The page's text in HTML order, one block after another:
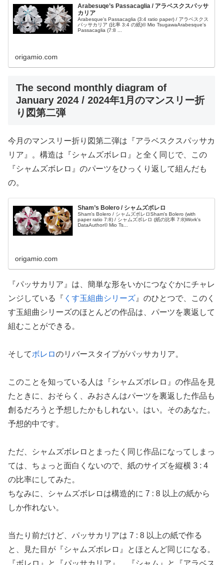
Arabesuqe’s Passacaglia / アラベスクスパッサ
カリア
Arabesque's Passacaglia (3:4 ratio paper) / アラベスクス
パッサカリア (比率 3:4 の紙)© Mio TsugawaArabesque's
Passacaglia (7:8 ...
origamio.com
The second monthly diagram of
January 2024 / 2024年1月のマンスリー折
り図第二弾
今月のマンスリー折り図第二弾は『アラベスクスパッサカ
リア』。構造は『シャムズボレロ』と全く同じで、この
『シャムズボレロ』のパーツをひっくり返して組んだも
の。
Sham’s Bolero / シャムズボレロ
Sham's Bolero / シャムズボレロSham's Bolero (with
paper ratio 7:8) / シャムズボレロ (紙の比率 7:8)Work's
DataAuthor© Mio Ts...
origamio.com
『パッサカリア』は、簡単な形をいかにつなぐかにチャレ
ンジしている『 くす玉組曲シリーズ 』のひとつで、このく
す玉組曲シリーズのほとんどの作品は、パーツを裏返して
組むことができる。
そしてボレロのリバースタイプがパッサカリア。
このことを知っている人は『シャムズボレロ』の作品を見
たときに、おそらく、みおさんはパーツを裏返した作品も
創るだろうと予想したかもしれない。はい。そのあなた。
予想的中です。
ただ、シャムズボレロとまったく同じ作品になってしまっ
ては、ちょっと面白くないので、紙のサイズを縦横 3 : 4
の比率にしてみた。
ちなみに、シャムズボレロは構造的に 7 : 8 以上の紙から
しか作れない。
当たり前だけど、パッサカリアは 7 : 8 以上の紙で作る
と、見た目が『シャムズボレロ』とほとんど同じになる。
『ボレロ』と『パッサカリア』、『シャム』と『アラベス